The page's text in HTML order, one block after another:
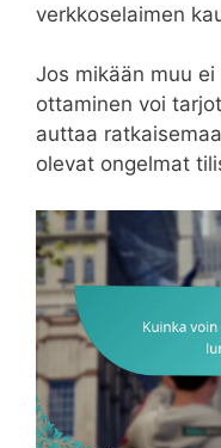
verkkoselaimen
Jos mikään muu
ottaminen voi
auttaa
olevat ongelmat